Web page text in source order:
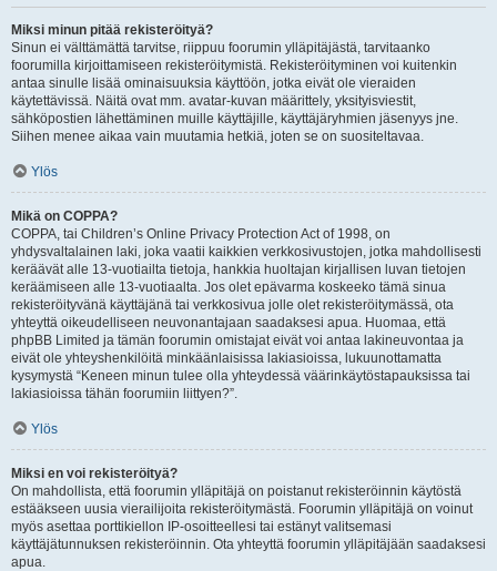
Miksi minun pitää rekisteröityä?
Sinun ei välttämättä tarvitse, riippuu foorumin ylläpitäjästä, tarvitaanko
foorumilla kirjoittamiseen rekisteröitymistä. Rekisteröityminen voi kuitenkin
antaa sinulle lisää ominaisuuksia käyttöön, jotka eivät ole vieraiden
käytettävissä. Näitä ovat mm. avatar-kuvan määrittely, yksityisviestit,
sähköpostien lähettäminen muille käyttäjille, käyttäjäryhmien jäsenyys jne.
Siihen menee aikaa vain muutamia hetkiä, joten se on suositeltavaa.
Ylös
Mikä on COPPA?
COPPA, tai Children’s Online Privacy Protection Act of 1998, on
yhdysvaltalainen laki, joka vaatii kaikkien verkkosivustojen, jotka mahdollisesti
keräävät alle 13-vuotiailta tietoja, hankkia huoltajan kirjallisen luvan tietojen
keräämiseen alle 13-vuotiaalta. Jos olet epävarma koskeeko tämä sinua
rekisteröityvänä käyttäjänä tai verkkosivua jolle olet rekisteröitymässä, ota
yhteyttä oikeudelliseen neuvonantajaan saadaksesi apua. Huomaa, että
phpBB Limited ja tämän foorumin omistajat eivät voi antaa lakineuvontaa ja
eivät ole yhteyshenkilöitä minkäänlaisissa lakiasioissa, lukuunottamatta
kysymystä “Keneen minun tulee olla yhteydessä väärinkäytöstapauksissa tai
lakiasioissa tähän foorumiin liittyen?”.
Ylös
Miksi en voi rekisteröityä?
On mahdollista, että foorumin ylläpitäjä on poistanut rekisteröinnin käytöstä
estääkseen uusia vierailijoita rekisteröitymästä. Foorumin ylläpitäjä on voinut
myös asettaa porttikiellon IP-osoitteellesi tai estänyt valitsemasi
käyttäjätunnuksen rekisteröinnin. Ota yhteyttä foorumin ylläpitäjään saadaksesi
apua.